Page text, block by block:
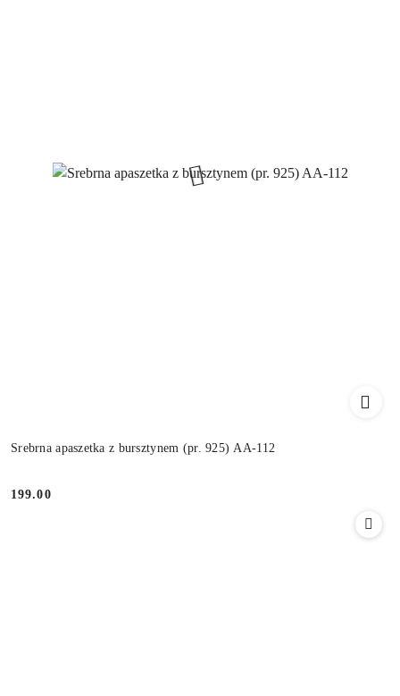
Srebrna apaszetka z bursztynem (pr. 925) AA-112
Cena:
199.00